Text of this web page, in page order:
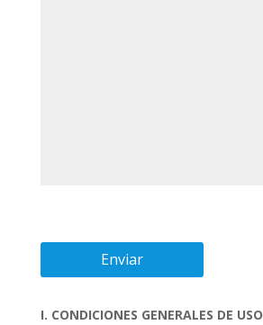
I. CONDICIONES GENERALES DE USO